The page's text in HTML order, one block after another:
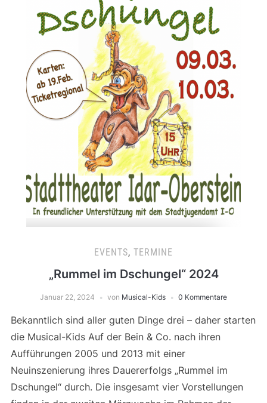
EVENTS, TERMINE
„Rummel im Dschungel“ 2024
Januar 22, 2024 von Musical-Kids 0 Kommentare
Bekanntlich sind aller guten Dinge drei – daher starten
die Musical-Kids Auf der Bein & Co. nach ihren
Aufführungen 2005 und 2013 mit einer
Neuinszenierung ihres Dauererfolgs „Rummel im
Dschungel“ durch. Die insgesamt vier Vorstellungen